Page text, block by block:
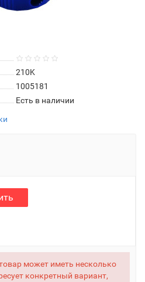
210K
1005181
Есть в наличии
может иметь несколько
конкретный вариант,